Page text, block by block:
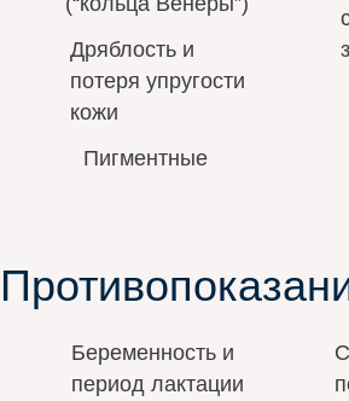
Дряблость и
потеря упругости
кожи
Пигментные
Беременность и
период лактации